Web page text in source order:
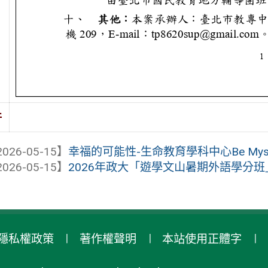
05-15】 幸福的可能性-生命教育學科中心Be
05-15】 2026年政大「遊學文山暑期外語學分
私權政策 著作權聲明 本站使用正體字